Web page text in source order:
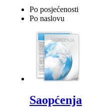
Po posjećenosti
Po naslovu
Saopćenja